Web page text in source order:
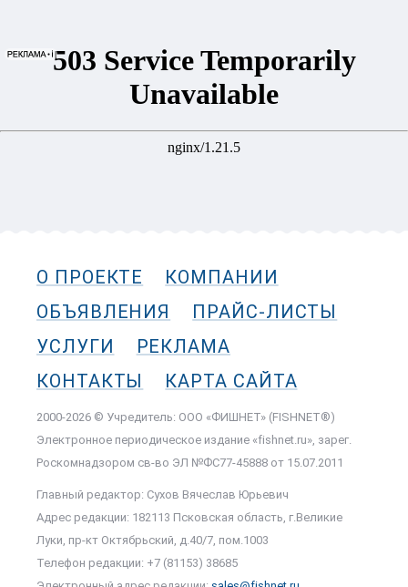
О ПРОЕКТЕ
КОМПАНИИ
ОБЪЯВЛЕНИЯ
ПРАЙС-ЛИСТЫ
УСЛУГИ
РЕКЛАМА
КОНТАКТЫ
КАРТА САЙТА
2000-2026 © Учредитель: ООО «ФИШНЕТ» (FISHNET®)
Электронное периодическое издание «fishnet.ru», зарег.
Роскомнадзором cв-во ЭЛ №ФС77-45888 от 15.07.2011
Главный редактор: Сухов Вячеслав Юрьевич
Адрес редакции: 182113 Псковская область, г.Великие
Луки, пр-кт Октябрьский, д.40/7, пом.1003
Телефон редакции: +7 (81153) 38685